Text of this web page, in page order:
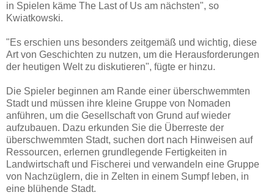
in Spielen käme The Last of Us am nächsten", so
Kwiatkowski.
"Es erschien uns besonders zeitgemäß und wichtig, diese
Art von Geschichten zu nutzen, um die Herausforderungen
der heutigen Welt zu diskutieren", fügte er hinzu.
Die Spieler beginnen am Rande einer überschwemmten
Stadt und müssen ihre kleine Gruppe von Nomaden
anführen, um die Gesellschaft von Grund auf wieder
aufzubauen. Dazu erkunden Sie die Überreste der
überschwemmten Stadt, suchen dort nach Hinweisen auf
Ressourcen, erlernen grundlegende Fertigkeiten in
Landwirtschaft und Fischerei und verwandeln eine Gruppe
von Nachzüglern, die in Zelten in einem Sumpf leben, in
eine blühende Stadt.